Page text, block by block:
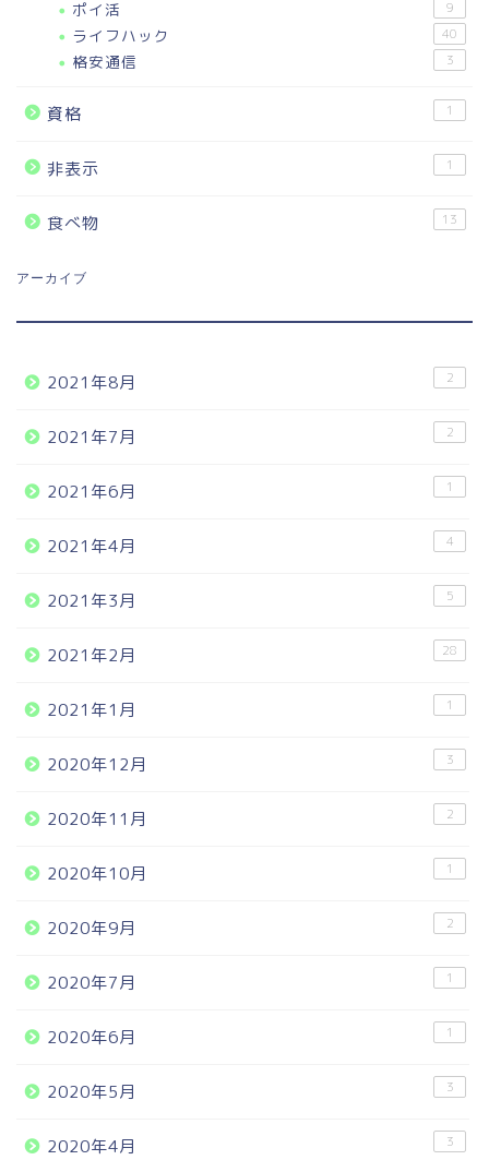
ポイ活 9
ライフハック 40
格安通信 3
資格 1
非表示 1
食べ物 13
アーカイブ
2021年8月 2
2021年7月 2
2021年6月 1
2021年4月 4
2021年3月 5
2021年2月 28
2021年1月 1
2020年12月 3
2020年11月 2
2020年10月 1
2020年9月 2
2020年7月 1
2020年6月 1
2020年5月 3
2020年4月 3